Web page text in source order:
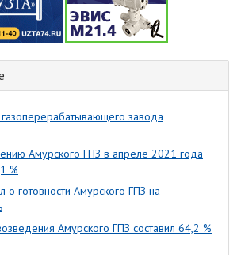
завода
Амурского ГПЗ в апреле 2021 года
%
о готовности Амурского ГПЗ на
Амурского ГПЗ составил 64,2 %